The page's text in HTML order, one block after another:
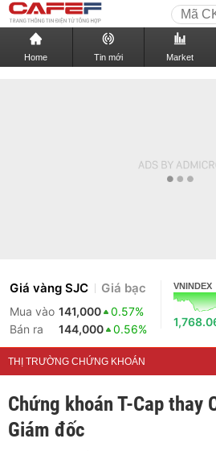
Home Tin mới Market
Giá vàng SJC Giá bạc
Mua vào 141,000
0.57%
Bán ra
144,000 0.56%
VNINDEX
THỊ TRƯỜNG CHỨNG KHOÁN
Chứng khoán T-Cap thay
Giám đốc